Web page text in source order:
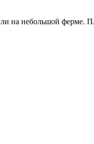
на небольшой ферме.